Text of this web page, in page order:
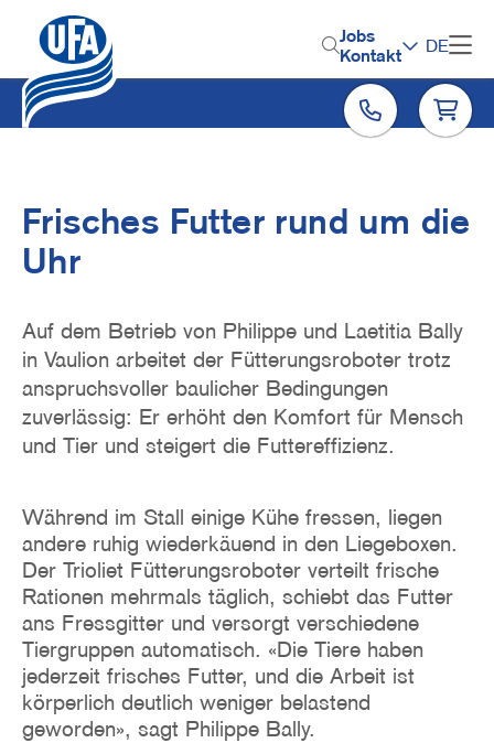
Inhalt
H
e
a
d
r
n
u
Jobs
Kontakt
DE
Frisches Futter rund um die
Uhr
Lead
Auf dem Betrieb von Philippe und Laetitia Bally
in Vaulion arbeitet der Fütterungsroboter trotz
anspruchsvoller baulicher Bedingungen
zuverlässig: Er erhöht den Komfort für Mensch
und Tier und steigert die Futtereffizienz.
Während im Stall einige Kühe fressen, liegen
andere ruhig wiederkäuend in den Liegeboxen.
Der Trioliet Fütterungsroboter verteilt frische
Rationen mehrmals täglich, schiebt das Futter
ans Fressgitter und versorgt verschiedene
Tiergruppen automatisch. «Die Tiere haben
jederzeit frisches Futter, und die Arbeit ist
körperlich deutlich weniger belastend
geworden», sagt Philippe Bally.